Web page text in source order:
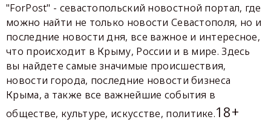
"ForPost" - севастопольский новостной портал, где
можно найти не только новости Севастополя, но и
последние новости дня, все важное и интересное,
что происходит в Крыму, России и в мире. Здесь
вы найдете самые значимые происшествия,
новости города, последние новости бизнеса
Крыма, а также все важнейшие события в
обществе, культуре, искусстве, политике.18+